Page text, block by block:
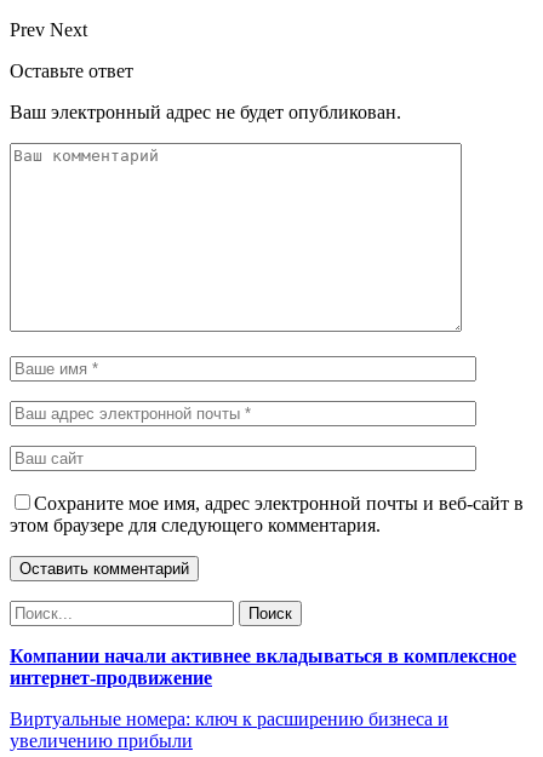
Prev Next
Оставьте ответ
Ваш электронный адрес не будет опубликован.
Сохраните мое имя, адрес электронной почты и веб-сайт в
этом браузере для следующего комментария.
Компании начали активнее вкладываться в комплексное
интернет-продвижение
Виртуальные номера: ключ к расширению бизнеса и
увеличению прибыли